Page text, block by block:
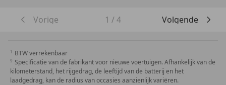
Vorige 1 /4 Volgende
BTW verrekenbaar
Specificatie van de fabrikant voor nieuwe voertuigen. Afhankelijk van de
kilometerstand, het rijgedrag, de leeftijd van de batterij en het
laadgedrag, kan de radius van occasies aanzienlijk variëren.